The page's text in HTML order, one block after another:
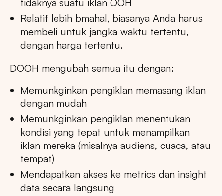
tidaknya suatu iklan OOH
Relatif lebih bmahal, biasanya Anda harus
membeli untuk jangka waktu tertentu,
dengan harga tertentu.
DOOH mengubah semua itu dengan:
Memunkginkan pengiklan memasang iklan
dengan mudah
Memunkginkan pengiklan menentukan
kondisi yang tepat untuk menampilkan
iklan mereka (misalnya audiens, cuaca, atau
tempat)
Mendapatkan akses ke metrics dan insight
data secara langsung